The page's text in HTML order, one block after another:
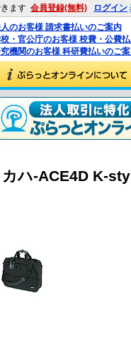
ます 会員登録(無料) ログイン
のお客様 請求書払いのご案内
・官公庁のお客様 校費・公費
機関のお客様 科研費払いのご
ハ-ACE4D K-